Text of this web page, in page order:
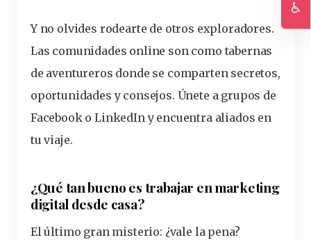
Y no olvides rodearte de otros exploradores.
Las comunidades online son como tabernas
de aventureros donde se comparten secretos,
oportunidades y consejos. Únete a grupos de
Facebook o LinkedIn y encuentra aliados en
tu viaje.
¿Qué tan bueno es trabajar en marketing
digital desde casa?
El último gran misterio: ¿vale la pena?
♿